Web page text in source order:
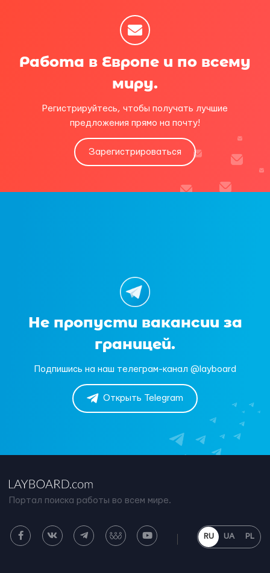
Работа в Европе и по всему
миру.
Регистрируйтесь, чтобы получать лучшие
предложения прямо на почту!
Зарегистрироваться
Не пропусти вакансии за
границей.
Подпишись на наш телеграм-канал @layboard
Открыть Telegram
Портал поиска работы во всем мире.
RU UA PL